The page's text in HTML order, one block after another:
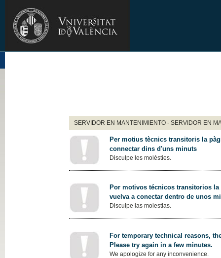
SERVIDOR EN MANTENIMIENTO - SERVIDOR EN
Per motius tècnics transitoris la
connectar dins d'uns minuts
Disculpe les molèsties.
Por motivos técnicos transitorios
vuelva a conectar dentro de unos
Disculpe las molestias.
For temporary technical reasons,
Please try again in a few minutes.
We apologize for any inconvenience.